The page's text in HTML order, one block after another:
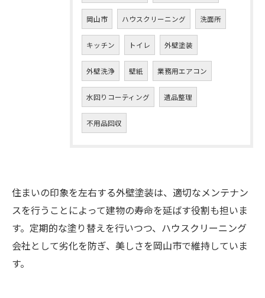
岡山市 ハウスクリーニング 洗面所
キッチン トイレ 外壁塗装
外壁洗浄 壁紙 業務用エアコン
水回りコーティング 遺品整理
不用品回収
住まいの印象を左右する外壁塗装は、適切なメンテナン
スを行うことによって建物の寿命を延ばす役割も担いま
す。定期的な塗り替えを行いつつ、ハウスクリーニング
会社として劣化を防ぎ、美しさを岡山市で維持していま
す。